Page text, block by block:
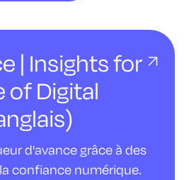
| Insights for
of Digital
d'avance grâce à des
confiance numérique.